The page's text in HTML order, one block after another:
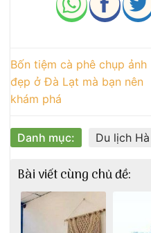
Bốn tiệm cà phê chụp ảnh
đẹp ở Đà Lạt mà bạn nên
khám phá
Danh mục: Du lịch
Bài viết cùng chủ đề: